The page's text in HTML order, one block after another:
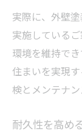
リフ
断熱
方法
リフ
果
リフ
実際に、外壁
実施している
環境を維持で
住まいを実現
検とメンテナ
耐久性を高め